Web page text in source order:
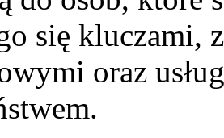
się kluczami,
oraz